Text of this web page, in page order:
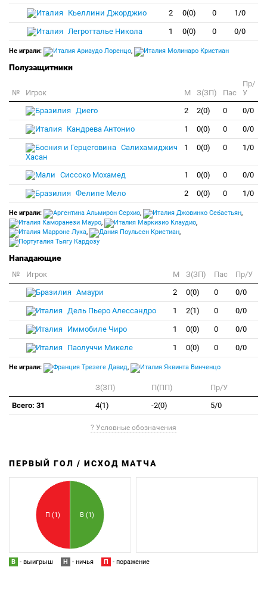
Кьеллини Джорджио 2 0(0) 0 1/0
Легротталье Никола 1 0(0) 0 0/0
Не играли: Ариаудо Лоренцо, Молинаро Кристиан
Полузащитники
№ Игрок M З(ЗП) Пас
Пр/
У
Диего
2 2(0) 0 0/0
Кандрева Антонио 1 0(0) 0 0/0
Салихамиджич
Хасан
1 0(0) 0 1/0
Сиссоко Мохамед 1 0(0) 0 0/0
Фелипе Мело 2 0(0) 0 1/0
Не играли: Альмирон Серхио, Джовинко Себастьян,
Каморанези Мауро, Маркизио Клаудио,
Марроне Лука, Поульсен Кристиан,
Тьягу Кардозу
Нападающие
№ Игрок M З(ЗП) Пас
Пр/У
Амаури
2 0(0) 0 0/0
Дель Пьеро Алессандро 1 2(1) 0 0/0
Иммобиле Чиро 1 0(0) 0 0/0
Паолуччи Микеле 1 0(0) 0 0/0
Не играли: Трезеге Давид, Яквинта Винченцо
З(ЗП) П(ПП)
Пр/У
Всего: 31
4(1) -2(0) 5/0
? Условные обозначения
ПЕРВЫЙ ГОЛ / ИСХОД МАТЧА
В (1)
П (1)
В - выигрыш Н - ничья П - поражение